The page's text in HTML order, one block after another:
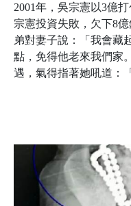
2001年，吳宗憲以3億
宗憲投資失敗，欠下8
弟對妻子說：「我會藏
點，免得他老來我們家
遇，氣得指著她吼道：